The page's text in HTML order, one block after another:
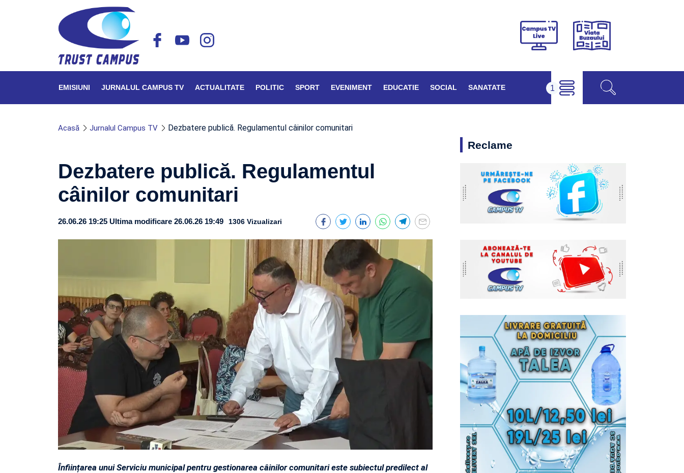
Campus
Viața
EMISIUNI JURNALUL CAMPUS TV ACTUALITATE POLITIC SPORT EVENIMENT EDUCATIE SOCIAL SANATATE
Acasă Jurnalul Campus TV Dezbatere publică. Regulamentul câinilor comunitari
Dezbatere publică. Regulamentul
câinilor comunitari
26.06.26 19:25 Ultima modificare 26.06.26 19:49 1306 Vizualizari
Înființarea unui Serviciu municipal pentru gestionarea câinilor comunitari este subiectul predilect al
Reclame